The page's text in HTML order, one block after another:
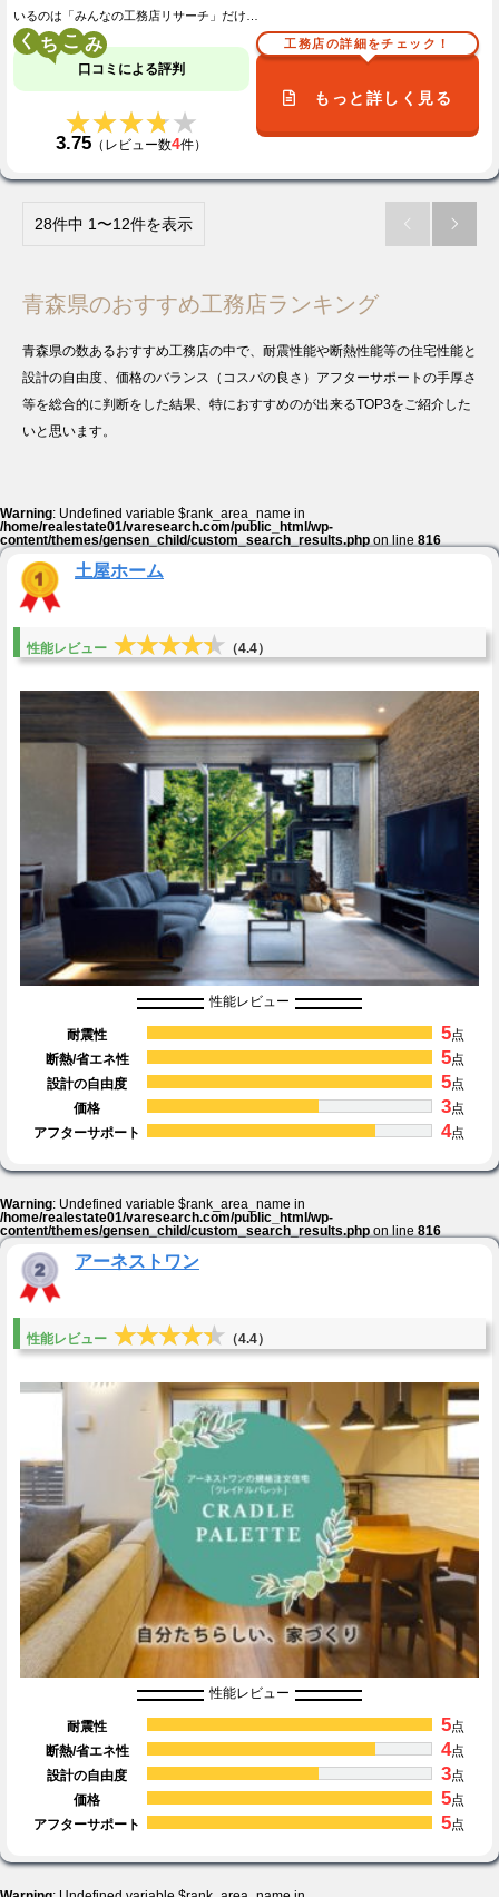
いるのは「みんなの工務店リサーチ」だけ…
く こ
口コミによる評判
★★★★★
★★★★★
3.75 （レビュー数4件）
工務店の詳細をチェック！
もっと詳しく見る
28件中 1〜12件を表示  
青森県のおすすめ工務店ランキング
青森県の数あるおすすめ工務店の中で、耐震性能や断熱性能等の住宅性能と
設計の自由度、価格のバランス（コスパの良さ）アフターサポートの手厚さ
等を総合的に判断をした結果、特におすすめのが出来るTOP3をご紹介した
いと思います。
Warning: Undefined variable $rank_area_name in
/home/realestate01/varesearch.com/public_html/wp-
content/themes/gensen_child/custom_search_results.phpon line816
土屋ホーム
性能レビュー ★★★★★
★★★★★ （4.4）
性能レビュー
耐震性 5点
断熱/省エネ性
5点
設計の自由度
5点
価格
3点
アフターサポート
4点
Warning: Undefined variable $rank_area_name in
/home/realestate01/varesearch.com/public_html/wp-
content/themes/gensen_child/custom_search_results.phpon line816
アーネストワン
性能レビュー ★★★★★
★★★★★ （4.4）
性能レビュー
耐震性 5点
断熱/省エネ性
4点
設計の自由度
3点
価格
5点
アフターサポート
5点